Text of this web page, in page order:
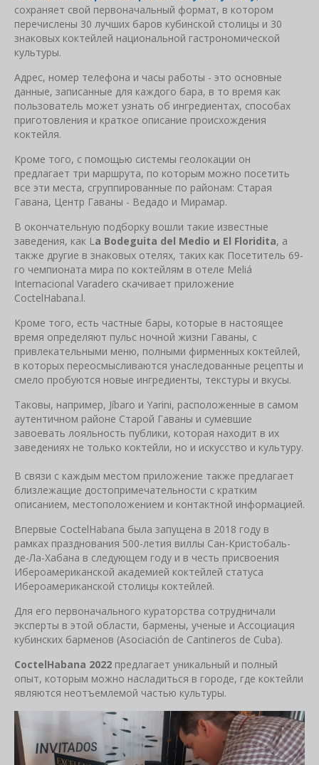
сохраняет свой первоначальный формат, в котором
перечислены 30 лучших баров кубинской столицы и 30
знаковых коктейлей национальной гастрономической
культуры.
Адрес, номер телефона и часы работы - это основные
данные, записанные для каждого бара, в то время как
пользователь может узнать об ингредиентах, способах
приготовления и краткое описание происхождения
коктейля.
Кроме того, с помощью системы геолокации он
предлагает три маршрута, по которым можно посетить
все эти места, сгруппированные по районам: Старая
Гавана, Центр Гаваны - Ведадо и Мирамар.
В окончательную подборку вошли такие известные
заведения, как La Bodeguita del Medio и El Floridita, а
также другие в знаковых отелях, таких как Посетитель 69-
го чемпионата мира по коктейлям в отеле Meliá
Internacional Varadero скачивает приложение
CoctelHabana.l.
Кроме того, есть частные бары, которые в настоящее
время определяют пульс ночной жизни Гаваны, с
привлекательными меню, полными фирменных коктейлей,
в которых переосмысливаются унаследованные рецепты и
смело пробуются новые ингредиенты, текстуры и вкусы.
Таковы, например, Jíbaro и Yarini, расположенные в самом
аутентичном районе Старой Гаваны и сумевшие
завоевать лояльность публики, которая находит в их
заведениях не только коктейли, но и искусство и культуру.
В связи с каждым местом приложение также предлагает
близлежащие достопримечательности с кратким
описанием, местоположением и контактной информацией.
Впервые CoctelHabana была запущена в 2018 году в
рамках празднования 500-летия виллы Сан-Кристобаль-
де-Ла-Хабана в следующем году и в честь присвоения
Ибероамериканской академией коктейлей статуса
Ибероамериканской столицы коктейлей.
Для его первоначального кураторства сотрудничали
эксперты в этой области, бармены, ученые и Ассоциация
кубинских барменов (Asociación de Cantineros de Cuba).
CoctelHabana 2022 предлагает уникальный и полный
опыт, которым можно насладиться в городе, где коктейли
являются неотъемлемой частью культуры.